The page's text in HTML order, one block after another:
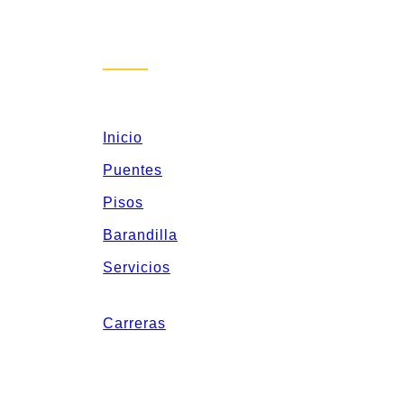
Inicio
Puentes
Pisos
Barandilla
Servicios
Carreras